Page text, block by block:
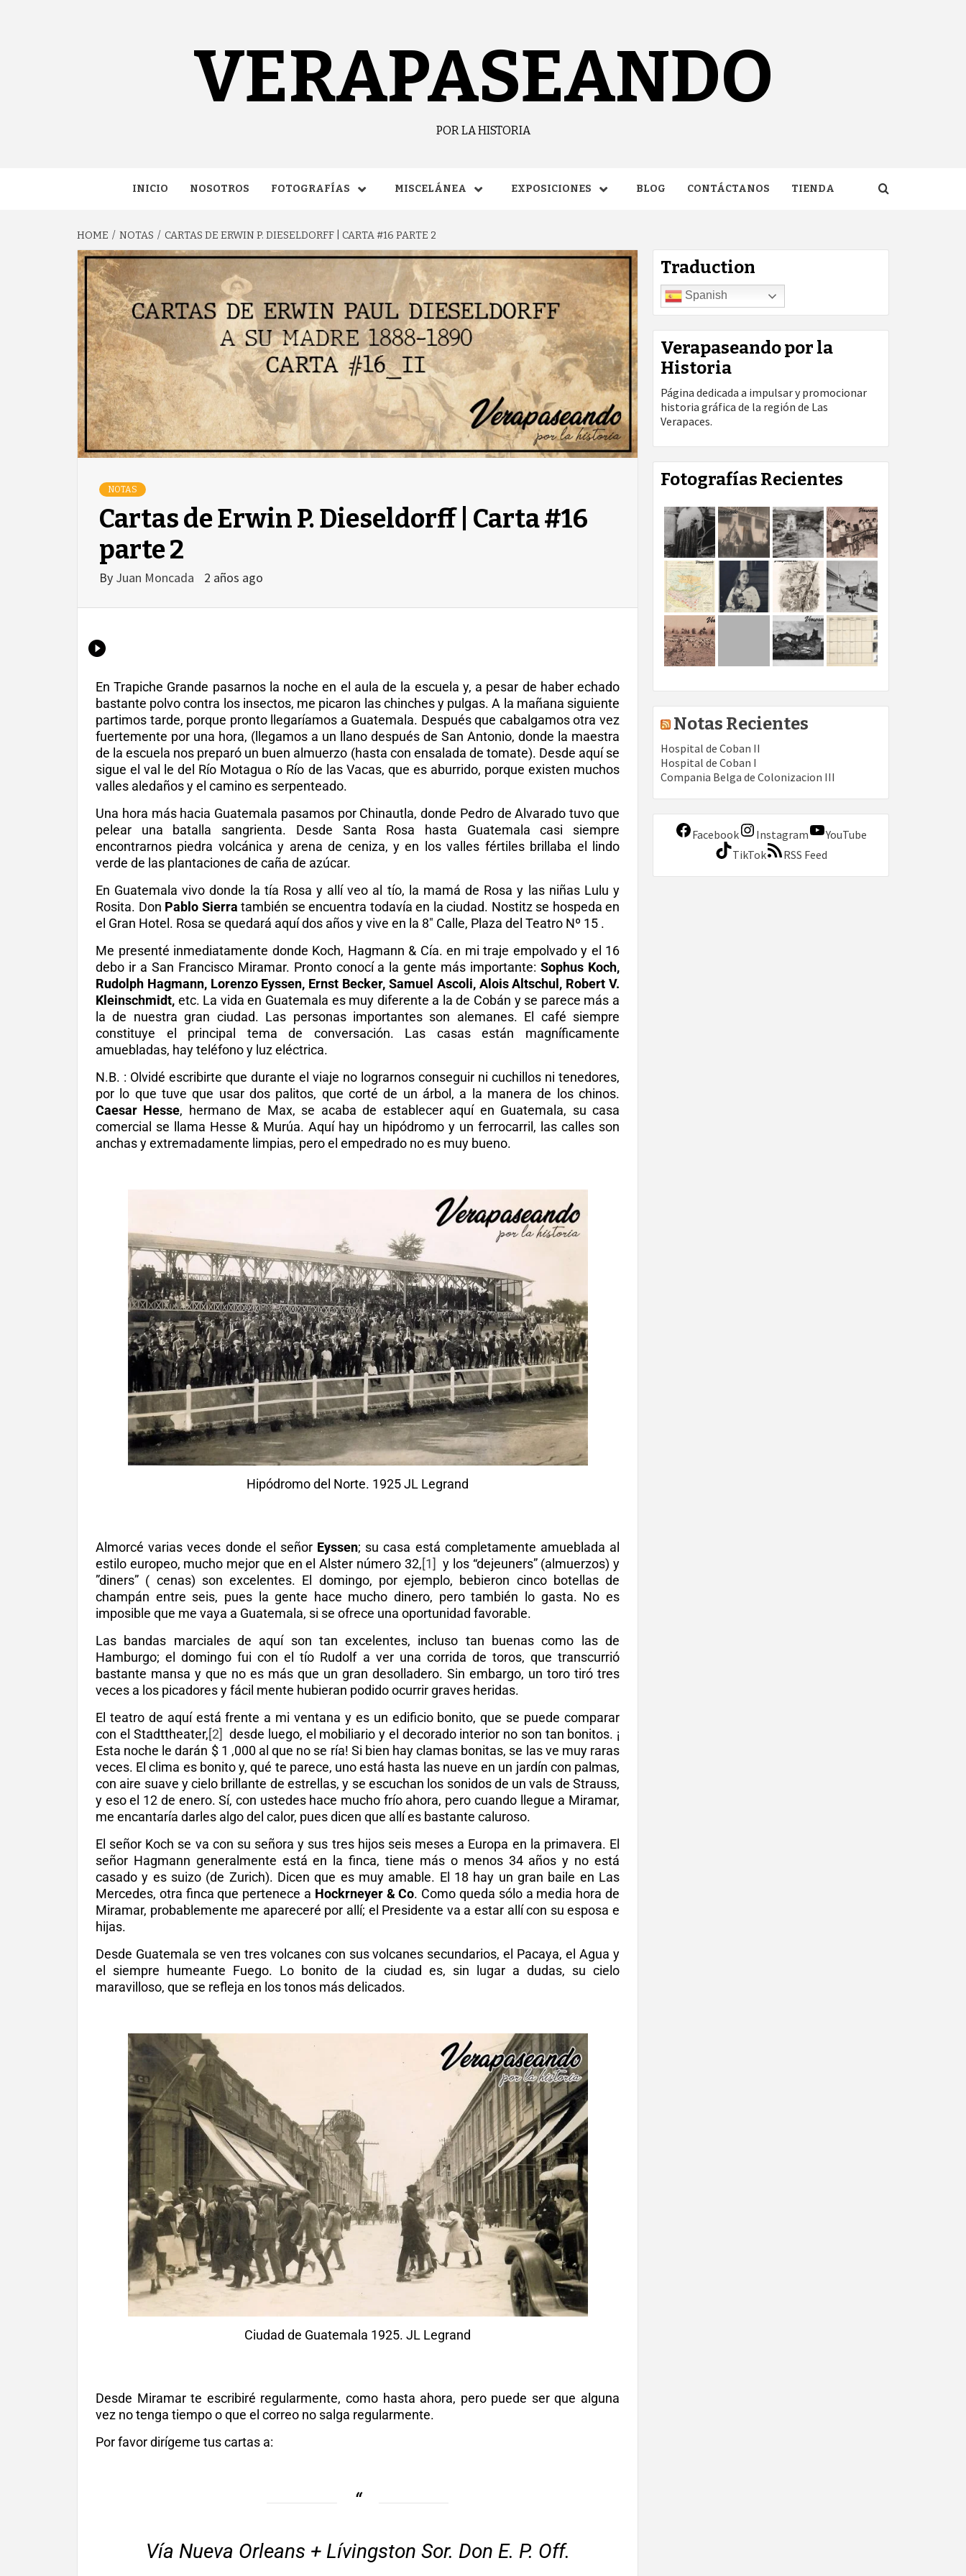
VERAPASEANDO
POR LA HISTORIA
INICIO NOSOTROS FOTOGRAFÍAS MISCELÁNEA EXPOSICIONES BLOG CONTÁCTANOS TIENDA
HOME NOTAS CARTAS DE ERWIN P. DIESELDORFF | CARTA #16 PARTE 2
NOTAS
Cartas de Erwin P. Dieseldorff | Carta #16
parte 2
By Juan Moncada 2 años ago
En Trapiche Grande pasarnos la noche en el aula de la escuela y, a pesar de haber echado
bastante polvo contra los insectos, me picaron las chinches y pulgas. A la mañana siguiente
partimos tarde, porque pronto llegaríamos a Guatemala. Después que cabalgamos otra vez
fuertemente por una hora, (llegamos a un llano después de San Antonio, donde la maestra
de la escuela nos preparó un buen almuerzo (hasta con ensalada de tomate). Desde aquí se
sigue el val le del Río Motagua o Río de las Vacas, que es aburrido, porque existen muchos
valles aledaños y el camino es serpenteado.
Una hora más hacia Guatemala pasamos por Chinautla, donde Pedro de Alvarado tuvo que
pelear una batalla sangrienta. Desde Santa Rosa hasta Guatemala casi siempre
encontrarnos piedra volcánica y arena de ceniza, y en los valles fértiles brillaba el lindo
verde de las plantaciones de caña de azúcar.
En Guatemala vivo donde la tía Rosa y allí veo al tío, la mamá de Rosa y las niñas Lulu y
Rosita. Don Pablo Sierra también se encuentra todavía en la ciudad. Nostitz se hospeda en
el Gran Hotel. Rosa se quedará aquí dos años y vive en la 8″ Calle, Plaza del Teatro Nº 15 .
Me presenté inmediatamente donde Koch, Hagmann & Cía. en mi traje empolvado y el 16
debo ir a San Francisco Miramar. Pronto conocí a la gente más importante:Sophus Koch,
Rudolph Hagmann, Lorenzo Eyssen, Ernst Becker, Samuel Ascoli, Alois Altschul, Robert V.
Kleinschmidt, etc. La vida en Guatemala es muy diferente a la de Cobán y se parece más a
la de nuestra gran ciudad. Las personas importantes son alemanes. El café siempre
constituye el principal tema de conversación. Las casas están magníficamente
amuebladas, hay teléfono y luz eléctrica.
N.B. : Olvidé escribirte que durante el viaje no lograrnos conseguir ni cuchillos ni tenedores,
por lo que tuve que usar dos palitos, que corté de un árbol, a la manera de los chinos.
Caesar Hesse, hermano de Max, se acaba de establecer aquí en Guatemala, su casa
comercial se llama Hesse & Murúa. Aquí hay un hipódromo y un ferrocarril, las calles son
anchas y extremadamente limpias, pero el empedrado no es muy bueno.
Hipódromo del Norte. 1925 JL Legrand
Almorcé varias veces donde el señor Eyssen; su casa está completamente amueblada al
estilo europeo, mucho mejor que en el Alster número 32,[1] y los “dejeuners” (almuerzos) y
”diners” ( cenas) son excelentes. El domingo, por ejemplo, bebieron cinco botellas de
champán entre seis, pues la gente hace mucho dinero, pero también lo gasta. No es
imposible que me vaya a Guatemala, si se ofrece una oportunidad favorable.
Las bandas marciales de aquí son tan excelentes, incluso tan buenas como las de
Hamburgo; el domingo fui con el tío Rudolf a ver una corrida de toros, que transcurrió
bastante mansa y que no es más que un gran desolladero. Sin embargo, un toro tiró tres
veces a los picadores y fácil mente hubieran podido ocurrir graves heridas.
El teatro de aquí está frente a mi ventana y es un edificio bonito, que se puede comparar
con el Stadttheater,[2] desde luego, el mobiliario y el decorado interior no son tan bonitos. ¡
Esta noche le darán $ 1 ,000 al que no se ría! Si bien hay clamas bonitas, se las ve muy raras
veces. El clima es bonito y, qué te parece, uno está hasta las nueve en un jardín con palmas,
con aire suave y cielo brillante de estrellas, y se escuchan los sonidos de un vals de Strauss,
y eso el 12 de enero. Sí, con ustedes hace mucho frío ahora, pero cuando llegue a Miramar,
me encantaría darles algo del calor, pues dicen que allí es bastante caluroso.
El señor Koch se va con su señora y sus tres hijos seis meses a Europa en la primavera. El
señor Hagmann generalmente está en la finca, tiene más o menos 34 años y no está
casado y es suizo (de Zurich). Dicen que es muy amable. El 18 hay un gran baile en Las
Mercedes, otra finca que pertenece a Hockrneyer & Co. Como queda sólo a media hora de
Miramar, probablemente me apareceré por allí; el Presidente va a estar allí con su esposa e
hijas.
Desde Guatemala se ven tres volcanes con sus volcanes secundarios, el Pacaya, el Agua y
el siempre humeante Fuego. Lo bonito de la ciudad es, sin lugar a dudas, su cielo
maravilloso, que se refleja en los tonos más delicados.
Ciudad de Guatemala 1925. JL Legrand
Desde Miramar te escribiré regularmente, como hasta ahora, pero puede ser que alguna
vez no tenga tiempo o que el correo no salga regularmente.
Por favor dirígeme tus cartas a:
Vía Nueva Orleans + Lívingston Sor. Don E. P. Off.
Traduction
Spanish
Verapaseando por la
Historia
Página dedicada a impulsar y promocionar
historia gráfica de la región de Las
Verapaces.
Fotografías Recientes
Notas Recientes
Hospital de Coban II
Hospital de Coban I
Compania Belga de Colonizacion III
Facebook Instagram
YouTube
TikTok
RSS Feed